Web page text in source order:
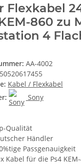
Flexkabel
860 zu
4
AA-4002
Kabel / Flexkabel
Sony
Qualität
Händler
Passgenauigkeit
Kabel für die Ps4